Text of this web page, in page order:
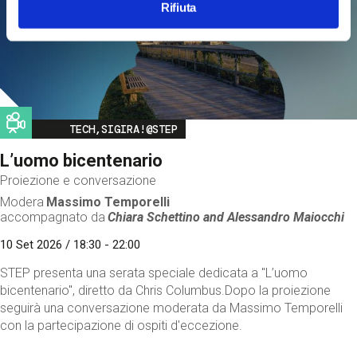
Rifiuta
Image
TECH,SIGIRA!@STEP
L’uomo bicentenario
Proiezione e conversazione
Modera Massimo Temporelli
accompagnato da Chiara Schettino andAlessandro Maiocchi
10 Set 2026 / 18:30 - 22:00
STEP presenta una serata speciale dedicata a "L’uomo
bicentenario", diretto da Chris Columbus.Dopo la proiezione
seguirà una conversazione moderata da Massimo Temporelli
con la partecipazione di ospiti d'eccezione.